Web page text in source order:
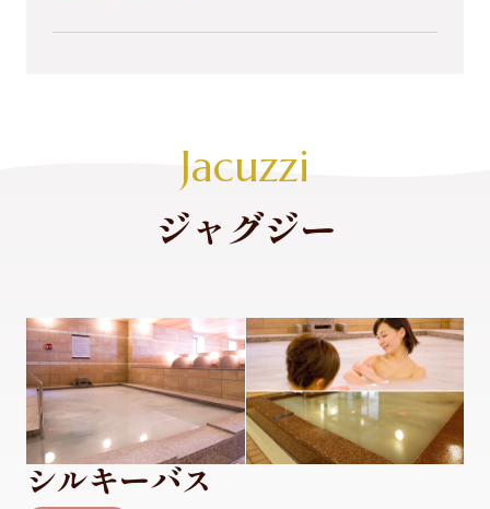
Jacuzzi
ジャグジー
シルキーバス